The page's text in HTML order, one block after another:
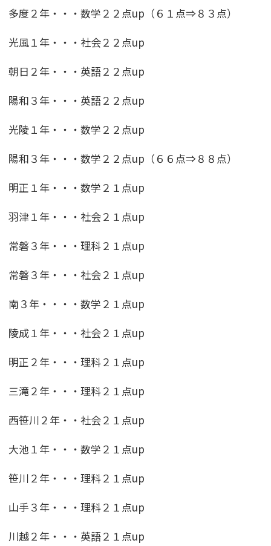
多度２年・・・数学２２点up（６１点⇒８３点）
光風１年・・・社会２２点up
朝日２年・・・英語２２点up
陽和３年・・・英語２２点up
光陵１年・・・数学２２点up
陽和３年・・・数学２２点up（６６点⇒８８点）
明正１年・・・数学２１点up
羽津１年・・・社会２１点up
常磐３年・・・理科２１点up
常磐３年・・・社会２１点up
南３年・・・・数学２１点up
陵成１年・・・社会２１点up
明正２年・・・理科２１点up
三滝２年・・・理科２１点up
西笹川２年・・社会２１点up
大池１年・・・数学２１点up
笹川２年・・・理科２１点up
山手３年・・・理科２１点up
川越２年・・・英語２１点up